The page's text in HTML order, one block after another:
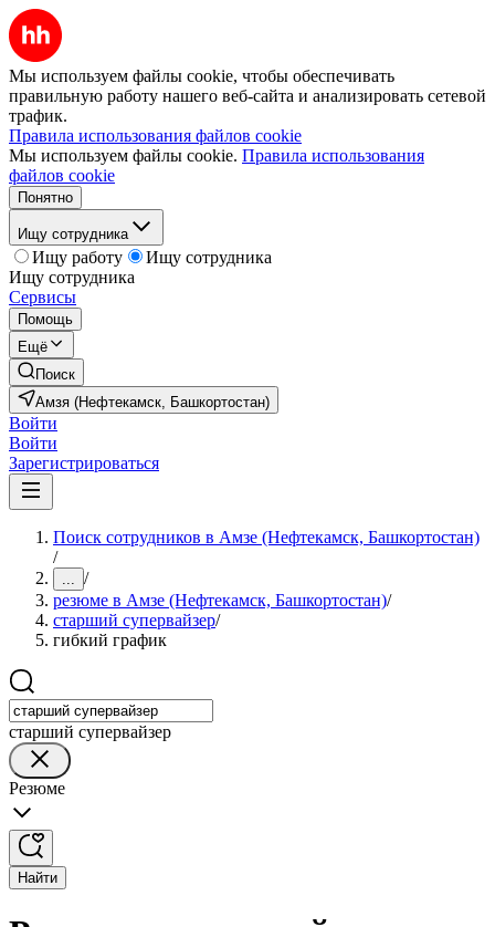
Мы используем файлы cookie, чтобы обеспечивать
правильную работу нашего веб-сайта и анализировать сетевой
трафик.
Правила использования файлов cookie
Мы используем файлы cookie. Правила использования
файлов cookie
Понятно
Ищу сотрудника
Ищу работу
Ищу сотрудника
Ищу сотрудника
Сервисы
Помощь
Ещё
Поиск
Амзя (Нефтекамск, Башкортостан)
Войти
Войти
Зарегистрироваться
Поиск сотрудников в Амзе (Нефтекамск, Башкортостан)
/
... /
резюме в Амзе (Нефтекамск, Башкортостан)/
старший супервайзер/
гибкий график
старший супервайзер
Резюме
Найти